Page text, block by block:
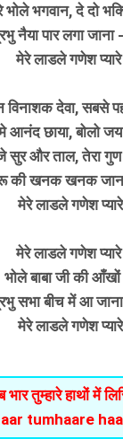
भोले भगवान, दे दो
नैया पार लगा
मेरे लाडले गणेश प्यारे
विनाशक देवा, सबसे
आनंद छाया, बोलो
सुर और ताल, तेरा
की खनक खनक
मेरे लाडले गणेश प्यारे
मेरे लाडले गणेश प्यारे
भोले बाबा जी की
सभा बीच में आ
मेरे लाडले गणेश प्यारे
भार तुम्हारे हाथों
tumhaare